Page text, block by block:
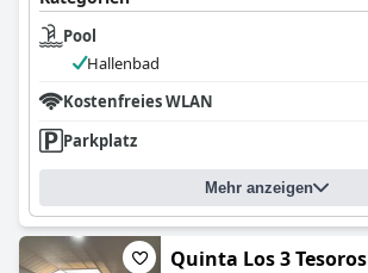
Pool
Hallenbad
Kostenfreies WLAN
Parkplatz
Mehr anzeigen
Quinta Los 3 Tesoros